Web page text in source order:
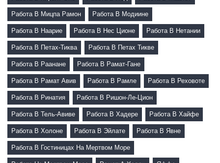
Работа В Мицпа Рамон Работа В Модиине
Работа В Наарие Работа В Нес Ционе Работа В Нетании
Работа В Петах-Тиква Работа В Петах Тикве
Работа В Раанане Работа В Рамат-Гане
Работа В Рамат Авив Работа В Рамле Работа В Реховоте
Работа В Ринатия Работа В Ришон-Ле-Цион
Работа В Тель-Авиве Работа В Хадере Работа В Хайфе
Работа В Холоне Работа В Эйлате Работа В Явне
Работа В Гостиницах На Мертвом Море